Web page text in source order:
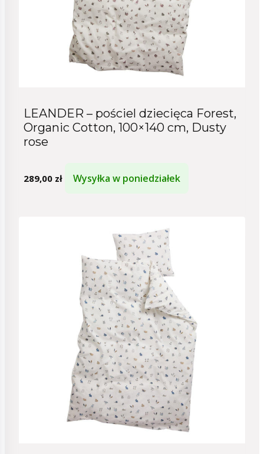
LEANDER – pościel dziecięca Forest,
Organic Cotton, 100×140 cm, Dusty
rose
289,00 zł Wysyłka w poniedziałek